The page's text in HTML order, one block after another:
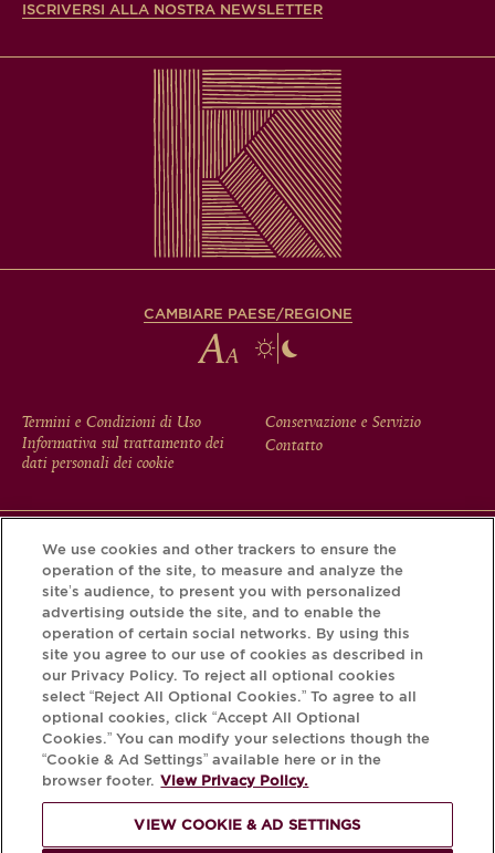
ISCRIVERSI ALLA NOSTRA NEWSLETTER
CAMBIARE PAESE/REGIONE
FOOTER
MENU
Termini e Condizioni di Uso
Informativa sul trattamento dei
dati personali dei cookie
Conservazione e Servizio
Contatto
Scarichi l'app Krug e scopra la storia che si nasconde dietro
la sua bottiglia tramite il Krug iD.
PER FAVORE, BEVA
RESPONSABILMENTE.
We use cookies and other trackers to ensure the
operation of the site, to measure and analyze the
site’s audience, to present you with personalized
advertising outside the site, and to enable the
operation of certain social networks. By using this
site you agree to our use of cookies as described in
our Privacy Policy. To reject all optional cookies
select “Reject All Optional Cookies.” To agree to all
optional cookies, click “Accept All Optional
Cookies.” You can modify your selections though the
“Cookie & Ad Settings” available here or in the
browser footer. View Privacy Policy.
VIEW COOKIE & AD SETTINGS